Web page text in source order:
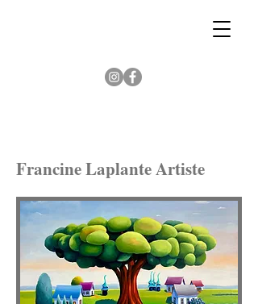
Francine Laplante Artiste